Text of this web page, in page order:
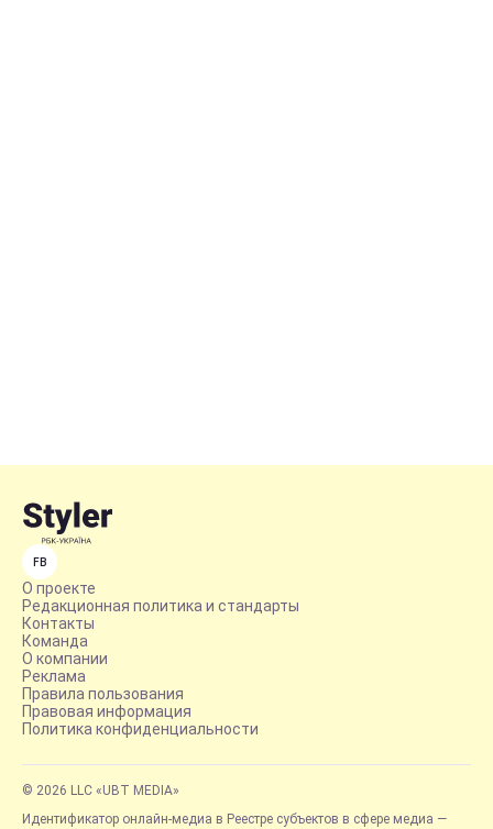
FB
О проекте
Редакционная политика и стандарты
Контакты
Команда
О компании
Реклама
Правила пользования
Правовая информация
Политика конфиденциальности
© 2026 LLC «UBT MEDIA»
Идентификатор онлайн-медиа в Реестре субъектов в сфере медиа —